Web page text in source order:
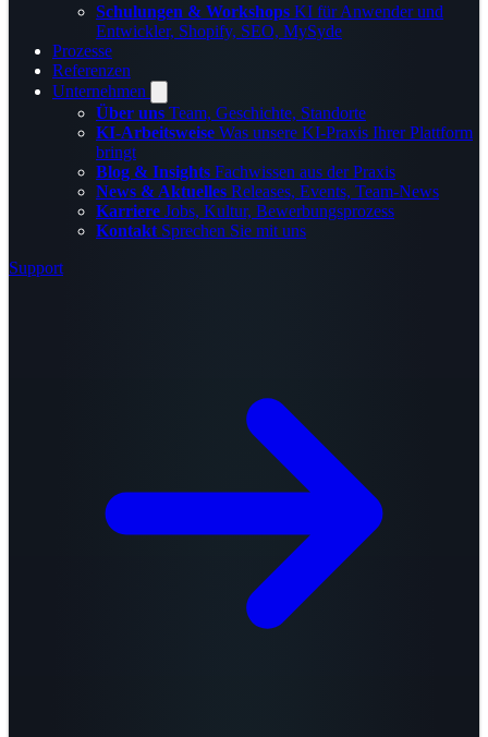
Schulungen & Workshops KI für Anwender und
Entwickler, Shopify, SEO, MySyde
Prozesse
Referenzen
Unternehmen
Über uns Team, Geschichte, Standorte
KI-Arbeitsweise Was unsere KI-Praxis Ihrer Plattform
bringt
Blog & Insights Fachwissen aus der Praxis
News & Aktuelles Releases, Events, Team-News
Karriere Jobs, Kultur, Bewerbungsprozess
Kontakt Sprechen Sie mit uns
Support